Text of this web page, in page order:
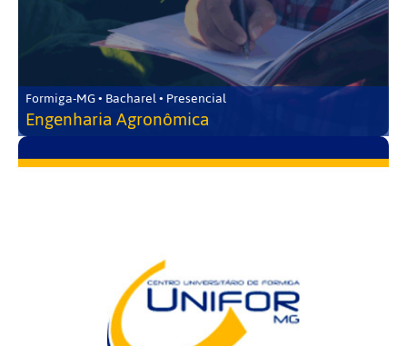
Formiga-MG • Bacharel • Presencial
Engenharia Agronômica